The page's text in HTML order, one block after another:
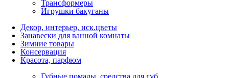
Трансформеры
Игрушки бакуганы
Декор, интерьер, иск.цветы
Занавески для ванной комнаты
Зимние товары
Консервация
Красота, парфюм
Губные помады, средства для губ